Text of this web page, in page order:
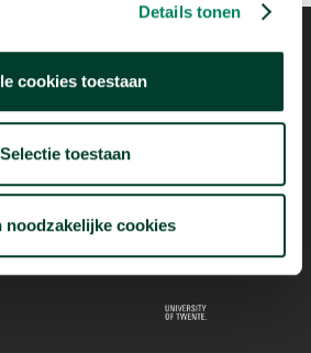
Details tonen
cookies toestaan
Selectie toestaan
noodzakelijke cookies
dankzij